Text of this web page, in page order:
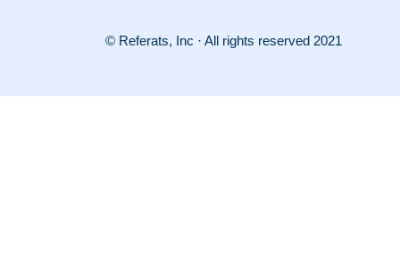
© Referats, Inc · All rights reserved 2021